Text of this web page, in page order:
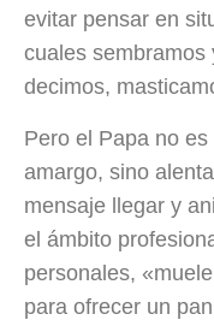
evitar pensar en
cuales sembramos
decimos,
Pero el Papa no
amargo, sino
mensaje llegar y
el ámbito
personales,
para ofrecer un